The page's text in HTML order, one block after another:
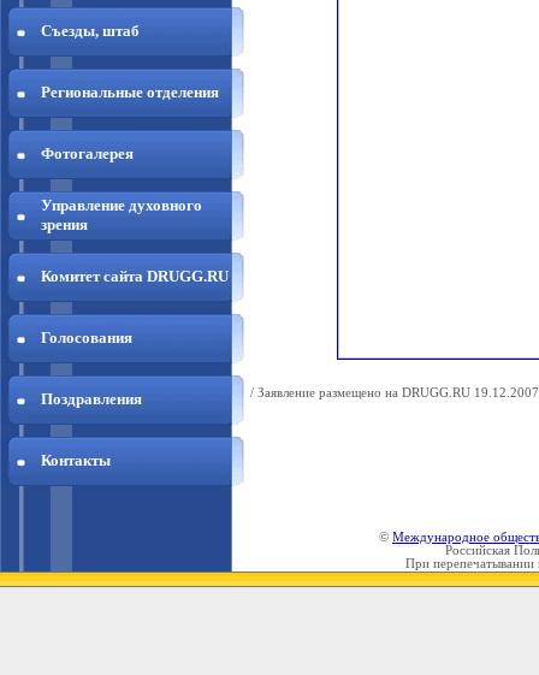
Съезды, штаб
Региональные отделения
Фотогалерея
Управление духовного
зрения
Комитет сайта DRUGG.RU
Голосования
Поздравления
Контакты
/ Заявление размещено на DRUGG.RU
© Международное
Российская
При перепечатывании